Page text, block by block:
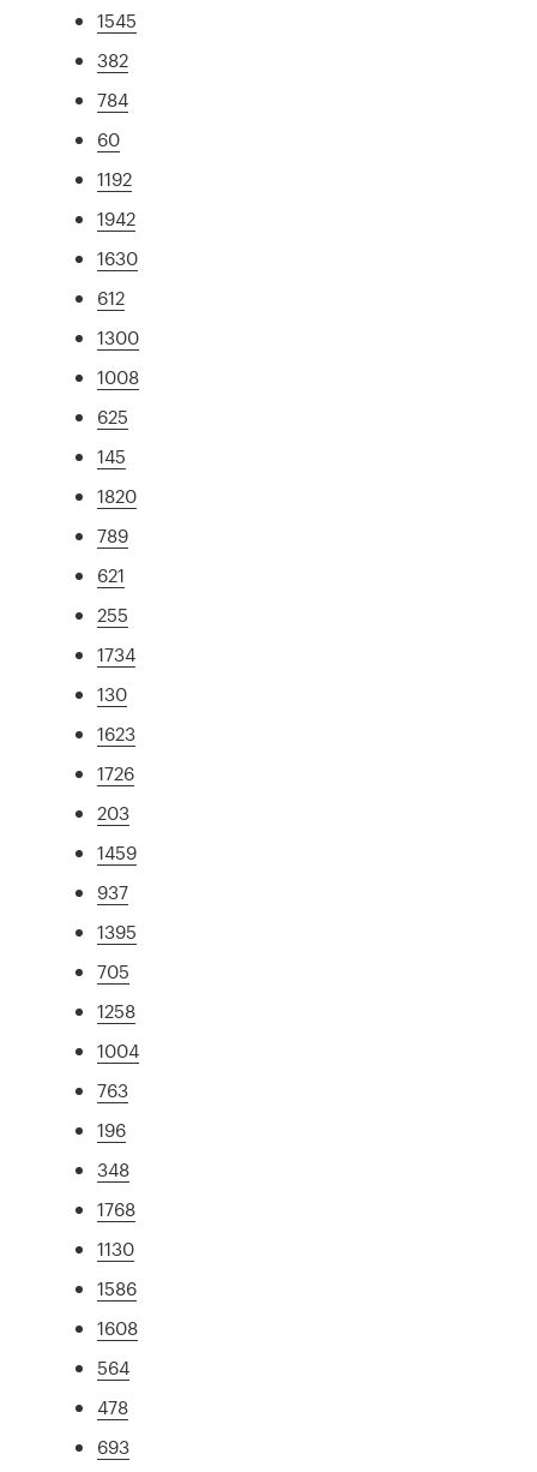
1545
382
784
60
1192
1942
1630
612
1300
1008
625
145
1820
789
621
255
1734
130
1623
1726
203
1459
937
1395
705
1258
1004
763
196
348
1768
1130
1586
1608
564
478
693